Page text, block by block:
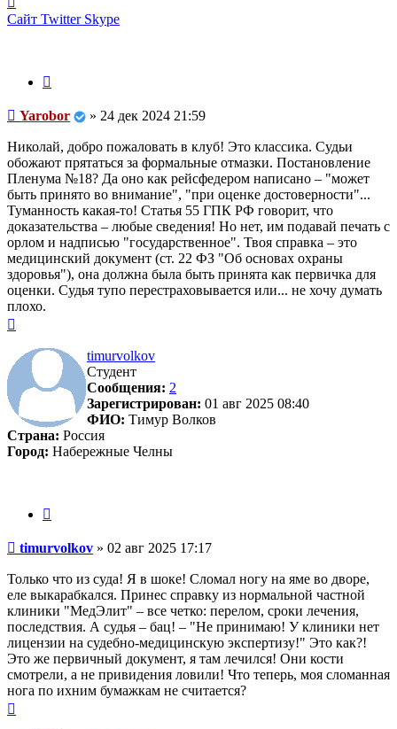
информация
пользователя
Сайт Twitter Skype
Сообщение
Yarobor » 24 дек 2024 21:59
Николай, добро пожаловать в клуб! Это классика. Судьи
обожают прятаться за формальные отмазки. Постановление
Пленума №18? Да оно как рейсфедером написано – "может
быть принято во внимание", "при оценке достоверности"...
Туманность какая-то! Статья 55 ГПК РФ говорит, что
доказательства – любые сведения! Но нет, им подавай печать с
орлом и надписью "государственное". Твоя справка – это
медицинский документ (ст. 22 ФЗ "Об основах охраны
здоровья"), она должна была быть принята как первичка для
оценки. Судья тупо перестраховывается или... не хочу думать
плохо.
началу
timurvolkov
Студент
Сообщения: 2
Зарегистрирован: 01 авг 2025 08:40
ФИО: Тимур Волков
Страна: Россия
Город: Набережные Челны
Сообщение
timurvolkov » 02 авг 2025 17:17
Только что из суда! Я в шоке! Сломал ногу на яме во дворе,
еле выкарабкался. Принес справку из нормальной частной
клиники "МедЭлит" – все четко: перелом, сроки лечения,
последствия. А судья – бац! – "Не принимаю! У клиники нет
лицензии на судебно-медицинскую экспертизу!" Это как?!
Это же первичный документ, я там лечился! Они кости
смотрели, а не привидения ловили! Что теперь, моя сломанная
нога по ихним бумажкам не считается?